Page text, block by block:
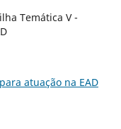
Temática V -
atuação na EAD